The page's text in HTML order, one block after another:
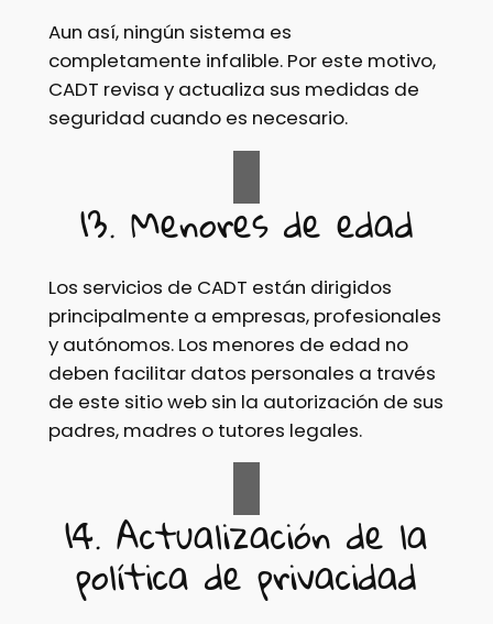
Aun así, ningún sistema es
completamente infalible. Por este motivo,
CADT revisa y actualiza sus medidas de
seguridad cuando es necesario.
13. Menores de edad
Los servicios de CADT están dirigidos
principalmente a empresas, profesionales
y autónomos. Los menores de edad no
deben facilitar datos personales a través
de este sitio web sin la autorización de sus
padres, madres o tutores legales.
14. Actualización de la
política de privacidad